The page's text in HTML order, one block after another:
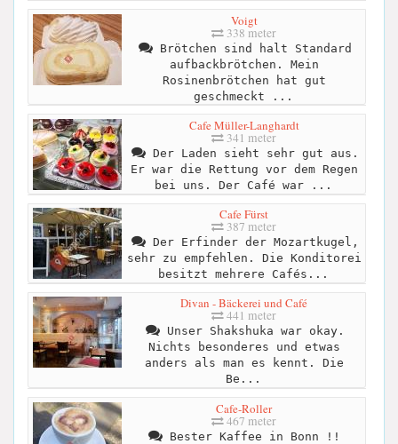
Voigt
338 meter
Brötchen sind halt Standard
aufbackbrötchen. Mein
Rosinenbrötchen hat gut
geschmeckt ...
Cafe Müller-Langhardt
341 meter
Der Laden sieht sehr gut aus.
Er war die Rettung vor dem Regen
bei uns. Der Café war ...
Cafe Fürst
387 meter
Der Erfinder der Mozartkugel,
sehr zu empfehlen. Die Konditorei
besitzt mehrere Cafés...
Divan - Bäckerei und Café
441 meter
Unser Shakshuka war okay.
Nichts besonderes und etwas
anders als man es kennt. Die
Be...
Cafe-Roller
467 meter
Bester Kaffee in Bonn !!